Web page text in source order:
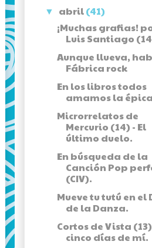
▼ abril(41)
¡Muchas grafias!
Luis Santiago
Aunque llueva,
Fábrica rock
En los libros todos
amamos la
Microrrelatos de
Mercurio (14) - El
último duelo.
En búsqueda de la
Canción Pop
(CIV).
Mueve tu tutú en el
de la Danza.
Cortos de Vista (13)
cinco días de mí.